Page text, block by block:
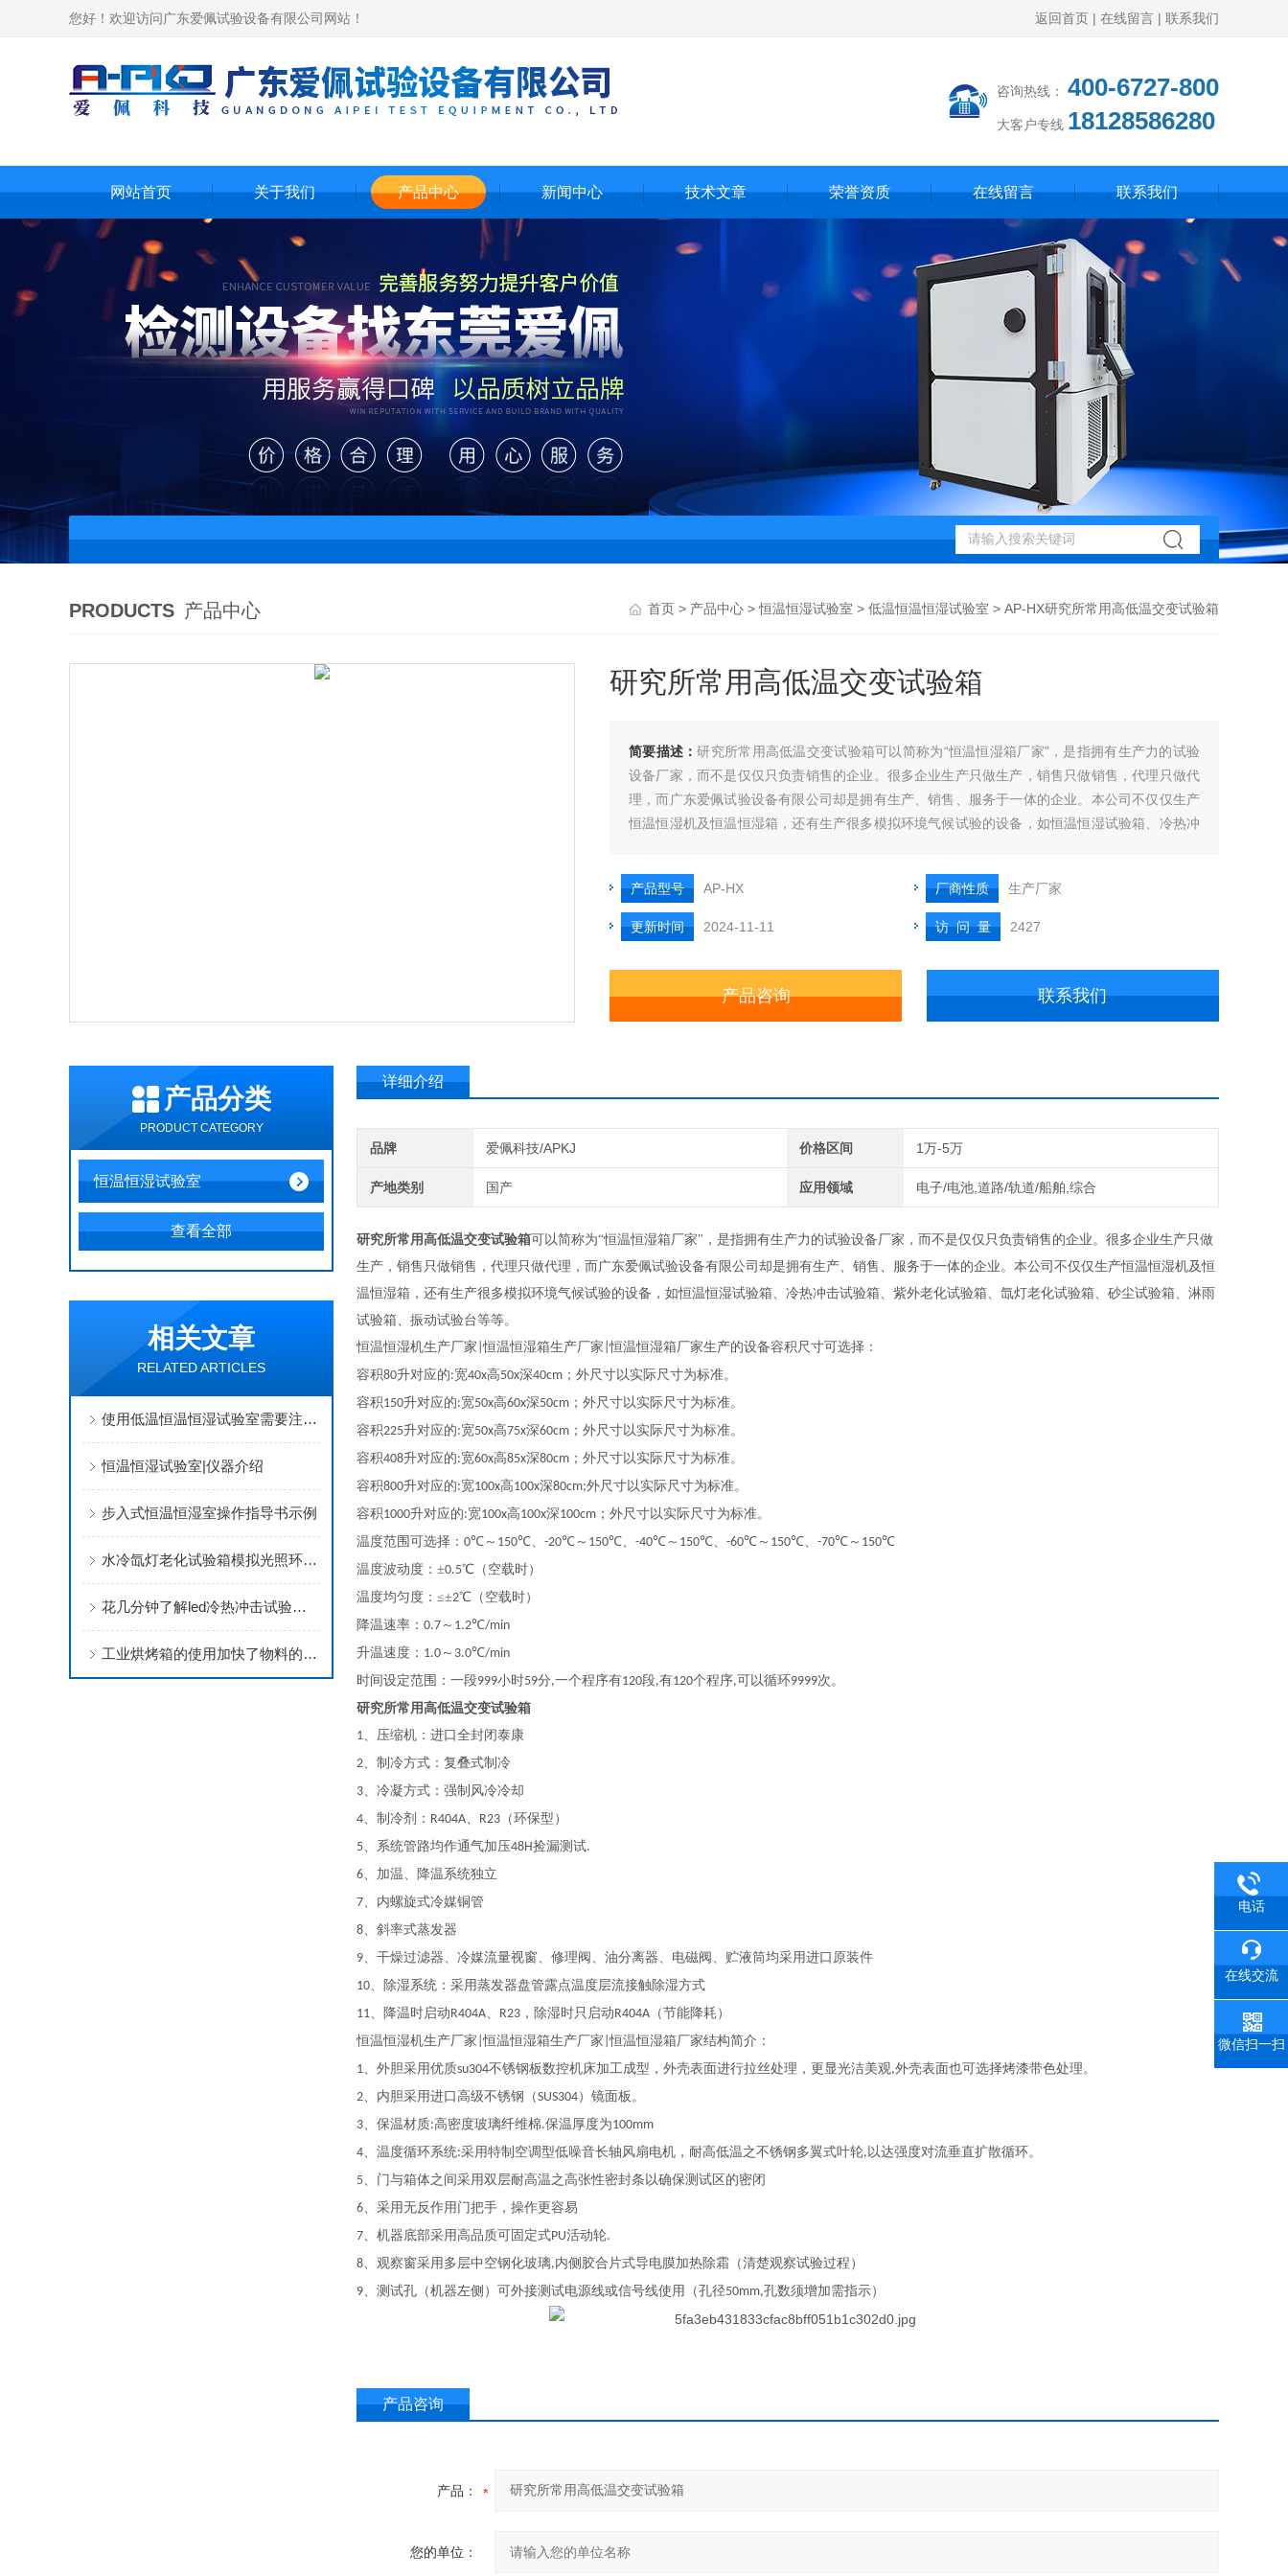
您好！欢迎访问广东爱佩试验设备有限公司网站！ 返回首页 | 在线留言 | 联系我们
咨询热线： 400-6727-800
大客户专线 18128586280
网站首页 关于我们 产品中心 新闻中心 技术文章 荣誉资质 在线留言 联系我们
PRODUCTS 产品中心 首页 > 产品中心 >恒温恒湿试验室 > 低温恒温恒湿试验室 > AP-HX研究所常用高低温交变试验箱
研究所常用高低温交变试验箱
简要描述：研究所常用高低温交变试验箱可以简称为“恒温恒湿箱厂家"，是指拥有生产力的试验
设备厂家，而不是仅仅只负责销售的企业。很多企业生产只做生产，销售只做销售，代理只做代
理，而广东爱佩试验设备有限公司却是拥有生产、销售、服务于一体的企业。本公司不仅仅生产
恒温恒湿机及恒温恒湿箱，还有生产很多模拟环境气候试验的设备，如恒温恒湿试验箱、冷热冲
产品型号 AP-HX 厂商性质 生产厂家
更新时间 2024-11-11 访 问 量 2427
产品咨询 联系我们
产品分类
PRODUCT CATEGORY
恒温恒湿试验室
查看全部
相关文章
RELATED ARTICLES
使用低温恒温恒湿试验室需要注意这几点
恒温恒湿试验室|仪器介绍
步入式恒温恒湿室操作指导书示例
水冷氙灯老化试验箱模拟光照环境的设备
花几分钟了解led冷热冲击试验机如何选择
工业烘烤箱的使用加快了物料的干燥速度
详细介绍
品牌 爱佩科技/APKJ 价格区间 1万-5万
产地类别 国产 应用领域 电子/电池,道路/轨道/船舶,综合
研究所常用高低温交变试验箱可以简称为“恒温恒湿箱厂家"，是指拥有生产力的试验设备厂家，而不是仅仅只负责销售的企业。很多企业生产只做
生产，销售只做销售，代理只做代理，而广东爱佩试验设备有限公司却是拥有生产、销售、服务于一体的企业。本公司不仅仅生产恒温恒湿机及恒
温恒湿箱，还有生产很多模拟环境气候试验的设备，如恒温恒湿试验箱、冷热冲击试验箱、紫外老化试验箱、氙灯老化试验箱、砂尘试验箱、淋雨
试验箱、振动试验台等等。
恒温恒湿机生产厂家 |恒温恒湿箱生产厂家 |恒温恒湿箱厂家生产的设备容积尺寸可选择：
容积80升对应的:宽40x高50x深40cm ；外尺寸以实际尺寸为标准。
容积150升对应的:宽50x高60x深50cm ；外尺寸以实际尺寸为标准。
容积225升对应的:宽50x高75x深60cm ；外尺寸以实际尺寸为标准。
容积408升对应的:宽60x高85x深80cm ；外尺寸以实际尺寸为标准。
容积800升对应的:宽100x高100x深80cm;外尺寸以实际尺寸为标准。
容积1000升对应的:宽100x高100x深100cm ；外尺寸以实际尺寸为标准。
温度范围可选择： 0℃～ 150℃、 -20℃～ 150℃、 -40℃～ 150℃、 -60℃～ 150℃、 -70℃～ 150℃
温度波动度： ±0.5℃（空载时）
温度均匀度： ≤±2℃（空载时）
降温速率： 0.7 ～ 1.2℃/min
升温速度： 1.0 ～ 3.0℃/min
时间设定范围：一段999小时59分,一个程序有120段,有120个程序,可以循环9999次。
研究所常用高低温交变试验箱
1、压缩机：进口全封闭泰康
2、制冷方式：复叠式制冷
3、冷凝方式：强制风冷冷却
4、制冷剂： R404A、 R23 （环保型）
5、系统管路均作通气加压48H捡漏测试.
6、加温、降温系统独立
7、内螺旋式冷媒铜管
8、斜率式蒸发器
9、干燥过滤器、冷媒流量视窗、修理阀、油分离器、电磁阀、贮液筒均采用进口原装件
10、除湿系统：采用蒸发器盘管露点温度层流接触除湿方式
11、降温时启动R404A、 R23 ，除湿时只启动R404A （节能降耗）
恒温恒湿机生产厂家 |恒温恒湿箱生产厂家 |恒温恒湿箱厂家结构简介：
1、外胆采用优质su304不锈钢板数控机床加工成型，外壳表面进行拉丝处理，更显光洁美观,外壳表面也可选择烤漆带色处理。
2、内胆采用进口高级不锈钢（SUS304）镜面板。
3、保温材质:高密度玻璃纤维棉.保温厚度为100mm
4、温度循环系统:采用特制空调型低噪音长轴风扇电机，耐高低温之不锈钢多翼式叶轮, 以达强度对流垂直扩散循环。
5、门与箱体之间采用双层耐高温之高张性密封条以确保测试区的密闭
6、采用无反作用门把手，操作更容易
7、机器底部采用高品质可固定式PU活动轮.
8、观察窗采用多层中空钢化玻璃,内侧胶合片式导电膜加热除霜（清楚观察试验过程）
9、测试孔（机器左侧）可外接测试电源线或信号线使用（孔径50mm,孔数须增加需指示）
产品咨询
产品：
您的单位：
电话
在线交流
微信扫一扫